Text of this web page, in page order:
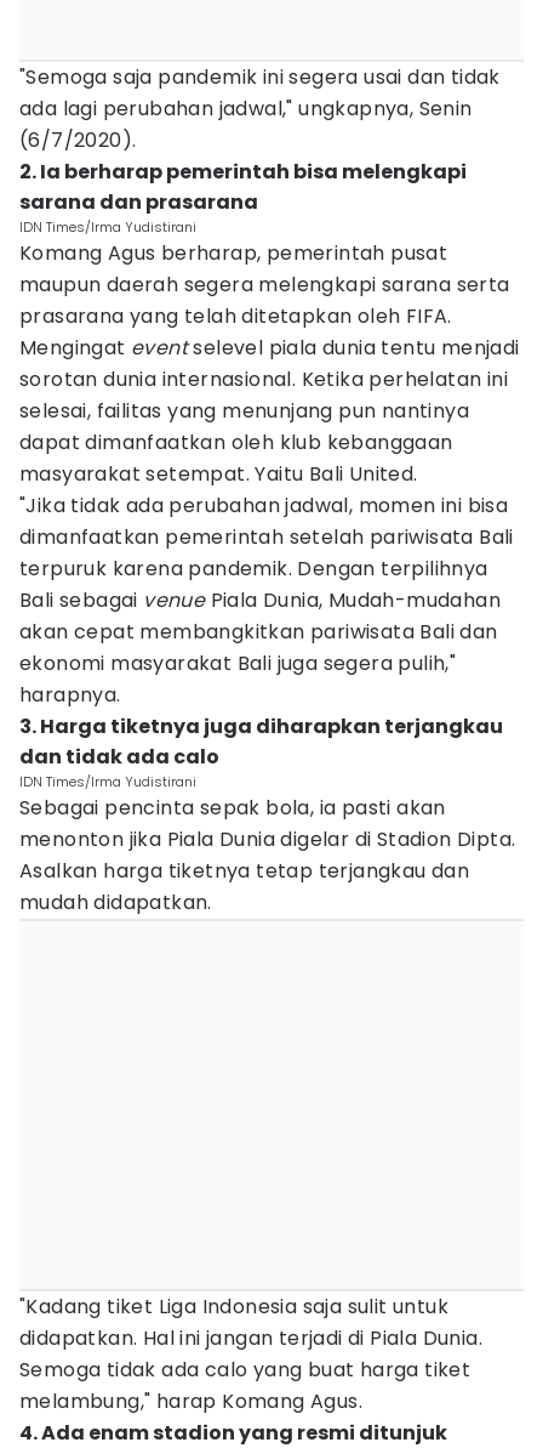
"Semoga saja pandemik ini segera usai dan tidak
ada lagi perubahan jadwal," ungkapnya, Senin
(6/7/2020).
2. Ia berharap pemerintah bisa melengkapi
sarana dan prasarana
IDN Times/Irma Yudistirani
Komang Agus berharap, pemerintah pusat
maupun daerah segera melengkapi sarana serta
prasarana yang telah ditetapkan oleh FIFA.
Mengingat eventselevel piala dunia tentu menjadi
sorotan dunia internasional. Ketika perhelatan ini
selesai, failitas yang menunjang pun nantinya
dapat dimanfaatkan oleh klub kebanggaan
masyarakat setempat. Yaitu Bali United.
"Jika tidak ada perubahan jadwal, momen ini bisa
dimanfaatkan pemerintah setelah pariwisata Bali
terpuruk karena pandemik. Dengan terpilihnya
Bali sebagai venuePiala Dunia, Mudah-mudahan
akan cepat membangkitkan pariwisata Bali dan
ekonomi masyarakat Bali juga segera pulih,"
harapnya.
3. Harga tiketnya juga diharapkan terjangkau
dan tidak ada calo
IDN Times/Irma Yudistirani
Sebagai pencinta sepak bola, ia pasti akan
menonton jika Piala Dunia digelar di Stadion Dipta.
Asalkan harga tiketnya tetap terjangkau dan
mudah didapatkan.
"Kadang tiket Liga Indonesia saja sulit untuk
didapatkan. Hal ini jangan terjadi di Piala Dunia.
Semoga tidak ada calo yang buat harga tiket
melambung," harap Komang Agus.
4. Ada enam stadion yang resmi ditunjuk